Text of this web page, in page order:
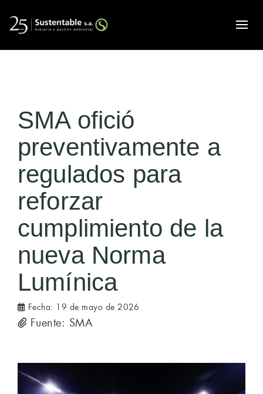
SMA ofició
preventivamente a
regulados para
reforzar
cumplimiento de la
nueva Norma
Lumínica
Fecha: 19 de mayo de 2026
Fuente: SMA